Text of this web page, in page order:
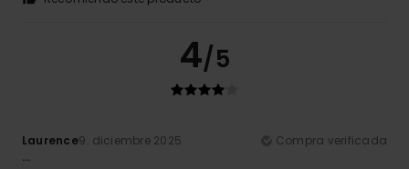
4/5
Laurence9. diciembre 2025
Compra verificada
...